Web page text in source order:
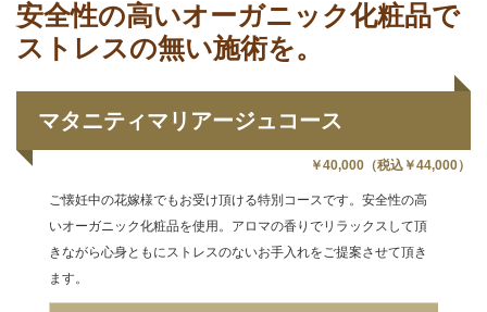
安全性の高いオーガニック化粧品で
ストレスの無い施術を。
マタニティマリアージュコース
￥40,000（税込￥44,000）
ご懐妊中の花嫁様でもお受け頂ける特別コースです。安全性の高
いオーガニック化粧品を使用。アロマの香りでリラックスして頂
きながら心身ともにストレスのないお手入れをご提案させて頂き
ます。